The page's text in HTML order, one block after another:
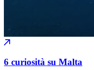
6 curiosità su Malta